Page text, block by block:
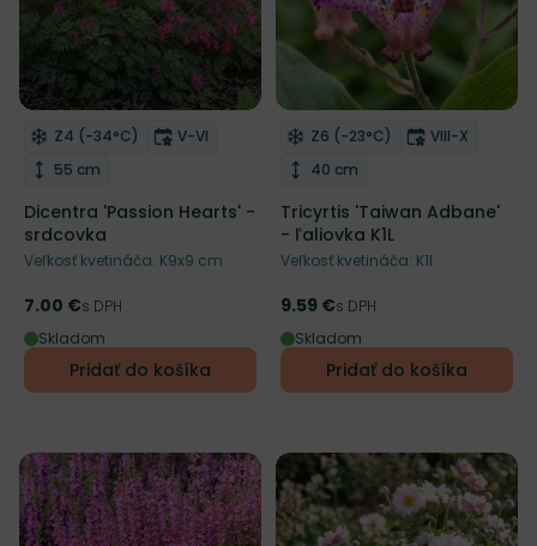
RHS
Odober do zoznamu želaní
Mrazuvzdornosť
Z4 (-34°C) Doba kvitnutia
V-VI
Výška rastliny
55 cm
Dicentra 'Passion Hearts' -
srdcovka
Veľkosť kvetináča: K9x9 cm
Cena
7.00 €s DPH
Skladom
Pridať do košíka
Odober do zoznamu želaní
Mrazuvzdornosť
Z6 (-23°C) Doba
VIII-X
Výška rastliny
40 cm
Tricyrtis 'Taiwan Adbane'
- ľaliovka K1L
Veľkosť kvetináča: K1l
Cena
9.59 €s DPH
Skladom
Pridať do košíka